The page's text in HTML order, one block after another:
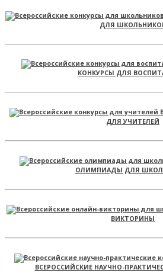
ДЛЯ
КОНКУРСЫ ДЛЯ
ДЛЯ УЧИТЕЛЕЙ
ОЛИМПИАДЫ ДЛЯ
ВИКТОРИНЫ
ВСЕРОССИЙСКИЕ НАУЧНО-